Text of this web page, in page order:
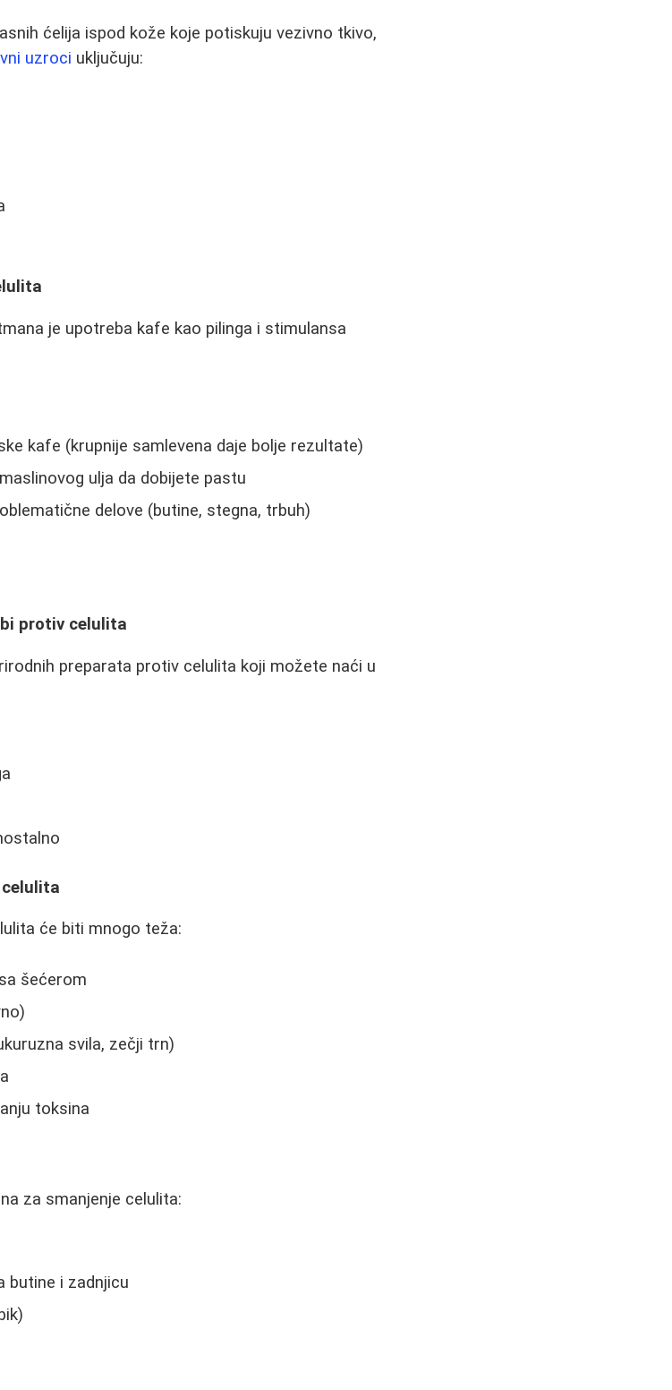
ćelija ispod kože koje potiskuju vezivno tkivo,
uzroci uključuju:
je upotreba kafe kao pilinga i stimulansa
kafe (krupnije samlevena daje bolje rezultate)
ulja da dobijete pastu
delove (butine, stegna, trbuh)
protiv celulita
preparata protiv celulita koji možete naći u
će biti mnogo teža:
šećerom
svila, zečji trn)
toksina
za smanjenje celulita:
butine i zadnjicu